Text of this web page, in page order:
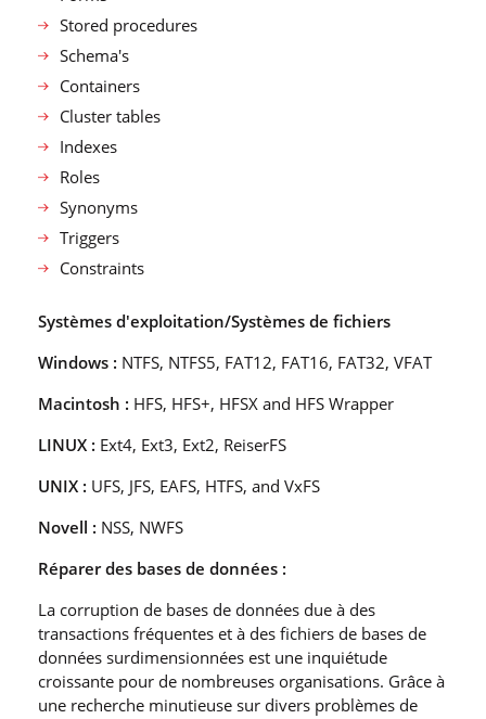
Stored procedures
Schema′s
Containers
Cluster tables
Indexes
Roles
Synonyms
Triggers
Constraints
Systèmes d′exploitation/Systèmes de fichiers
Windows : NTFS, NTFS5, FAT12, FAT16, FAT32, VFAT
Macintosh : HFS, HFS+, HFSX and HFS Wrapper
LINUX : Ext4, Ext3, Ext2, ReiserFS
UNIX : UFS, JFS, EAFS, HTFS, and VxFS
Novell : NSS, NWFS
Réparer des bases de données :
La corruption de bases de données due à des
transactions fréquentes et à des fichiers de bases de
données surdimensionnées est une inquiétude
croissante pour de nombreuses organisations. Grâce à
une recherche minutieuse sur divers problèmes de